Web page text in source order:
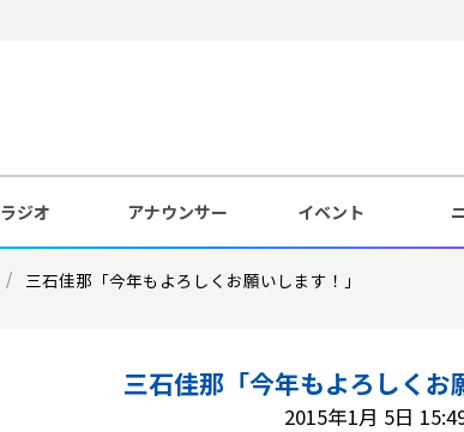
ラジオ アナウンサー イベント
三石佳那「今年もよろしくお願いします！」
三石佳那「今年もよろしくお
2015年1月 5日